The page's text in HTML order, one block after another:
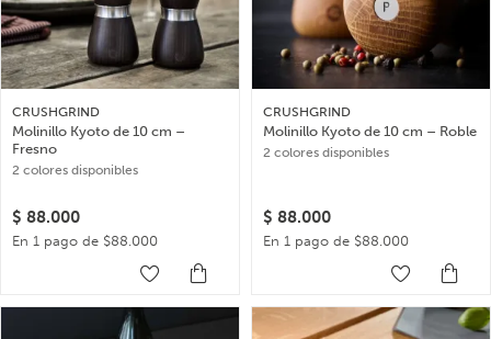
CRUSHGRIND
Molinillo Kyoto de 10 cm –
Fresno
2 colores disponibles
$ 88.000
En 1 pago de $88.000
CRUSHGRIND
Molinillo Kyoto de 10 cm – Roble
2 colores disponibles
$ 88.000
En 1 pago de $88.000